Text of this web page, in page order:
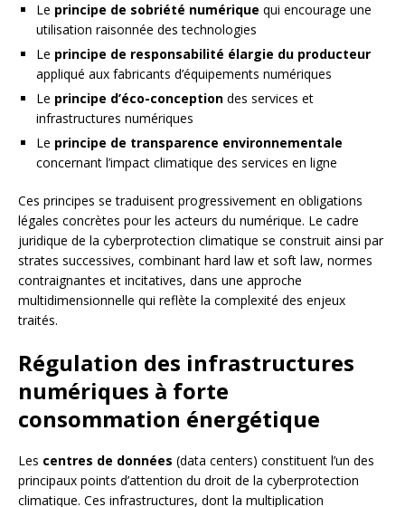
Le principe de sobriété numérique qui encourage une
utilisation raisonnée des technologies
Le principe de responsabilité élargie du producteur
appliqué aux fabricants d’équipements numériques
Le principe d’éco-conception des services et
infrastructures numériques
Le principe de transparence environnementale
concernant l’impact climatique des services en ligne
Ces principes se traduisent progressivement en obligations
légales concrètes pour les acteurs du numérique. Le cadre
juridique de la cyberprotection climatique se construit ainsi par
strates successives, combinant hard law et soft law, normes
contraignantes et incitatives, dans une approche
multidimensionnelle qui reflète la complexité des enjeux
traités.
Régulation des infrastructures
numériques à forte
consommation énergétique
Les centres de données (data centers) constituent l’un des
principaux points d’attention du droit de la cyberprotection
climatique. Ces infrastructures, dont la multiplication